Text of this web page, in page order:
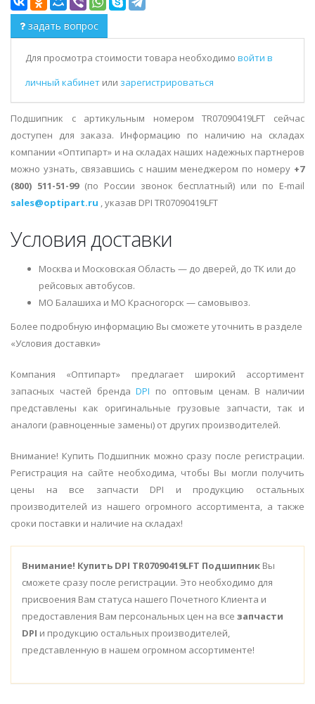
задать вопрос
Для просмотра стоимости товара необходимо войти в
личный кабинет или зарегистрироваться
Подшипник с артикульным номером TR07090419LFT сейчас
доступен для заказа. Информацию по наличию на складах
компании «Оптипарт» и на складах наших надежных партнеров
можно узнать, связавшись с нашим менеджером по номеру +7
(800) 511-51-99(по России звонок бесплатный) или по E-mail
sales@optipart.ru , указав DPI TR07090419LFT
Условия доставки
Москва и Московская Область — до дверей, до ТК или до
рейсовых автобусов.
МО Балашиха и МО Красногорск — самовывоз.
Более подробную информацию Вы сможете уточнить в разделе
«Условия доставки»
Компания «Оптипарт» предлагает широкий ассортимент
запасных частей брендаDPI по оптовым ценам. В наличии
представлены как оригинальные грузовые запчасти, так и
аналоги (равноценные замены) от других производителей.
Внимание! Купить Подшипник можно сразу после регистрации.
Регистрация на сайте необходима, чтобы Вы могли получить
цены на все запчасти DPI и продукцию остальных
производителей из нашего огромного ассортимента, а также
сроки поставки и наличие на складах!
Внимание! Купить DPI TR07090419LFT Подшипник Вы
сможете сразу после регистрации. Это необходимо для
присвоения Вам статуса нашего Почетного Клиента и
предоставления Вам персональных цен на все запчасти
DPI и продукцию остальных производителей,
представленную в нашем огромном ассортименте!